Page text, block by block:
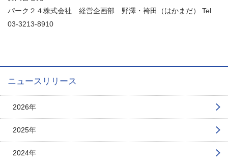
パーク２４株式会社 経営企画部 野澤・袴田（はかまだ）
Tel
03-3213-8910
ニュースリリース
2026年
2025年
2024年